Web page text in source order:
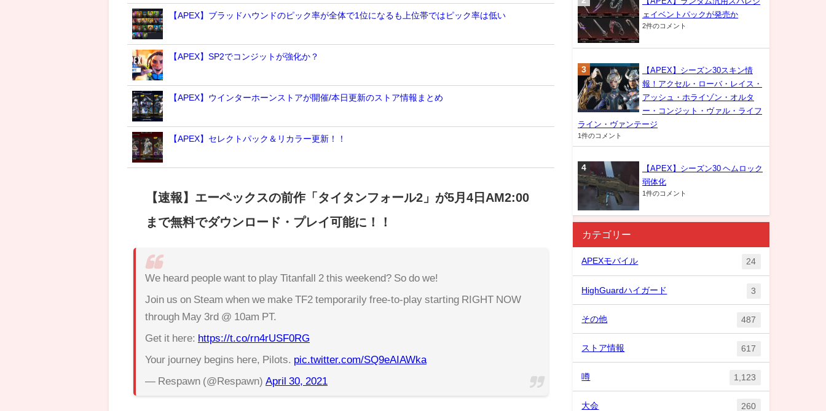
【APEX】ブラッドハウンドのピック率が全体で1位になるも上位帯ではピック率は低い
【APEX】SP2でコンジットが強化か？
【APEX】ウインターホーンストアが開催/本日更新のストア情報まとめ
【APEX】セレクトパック＆リカラー更新！！
【速報】エーペックスの前作「タイタンフォール2」が5月4日AM2:00
まで無料でダウンロード・プレイ可能に！！
We heard people want to play Titanfall 2 this weekend? So do we!
Join us on Steam when we make TF2 temporarily free-to-play starting RIGHT NOW
through May 3rd @ 10am PT.
Get it here: https://t.co/rn4rUSF0RG
Your journey begins here, Pilots. pic.twitter.com/SQ9eAIAWka
— Respawn (@Respawn) April 30, 2021
ェイベントパックが発売か
2件のコメント
【APEX】シーズン30スキン情
報！アクセル・ローバ・レイス・
アッシュ・ホライゾン・オルタ
ー・コンジット・ヴァル・ライフ
ライン・ヴァンテージ
1件のコメント
【APEX】シーズン30 ヘムロック
弱体化
1件のコメント
カテゴリー
APEXモバイル 24
HighGuardハイガード 3
その他 487
ストア情報 617
噂 1,123
大会 260